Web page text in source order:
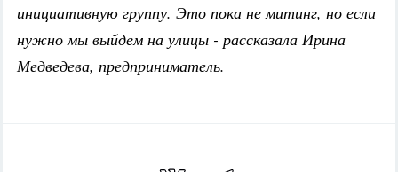
инициативную группу. Это пока не митинг, но если
нужно мы выйдем на улицы - рассказала Ирина
Медведева, предприниматель.